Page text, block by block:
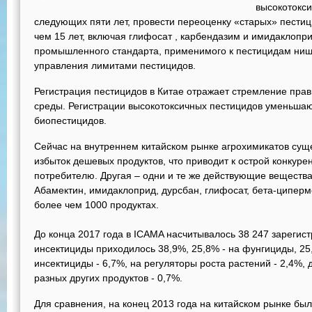
следующих пяти лет, провести переоценку «старых»
чем 15 лет, включая глифосат , карбендазим и
промышленного стандарта, применимого к пестицидам
управления лимитами пестицидов.
Регистрация пестицидов в Китае отражает стремление
среды. Регистрации высокотоксичных пестицидов
биопестицидов.
Сейчас на внутреннем китайском рынке агрохимикатов
избыток дешевых продуктов, что приводит к острой
потребителю. Другая – одни и те же действующие
Абамектин, имидаклоприд, дурсбан, глифосат, бета-
более чем 1000 продуктах.
До конца 2017 года в ICAMA насчитывалось 38 247
инсектициды приходилось 38,9%, 25,8% - на фунгициды,
инсектициды - 6,7%, на регуляторы роста растений - 2,4%,
разных других продуктов - 0,7%.
Для сравнения, на конец 2013 года на китайском рынке